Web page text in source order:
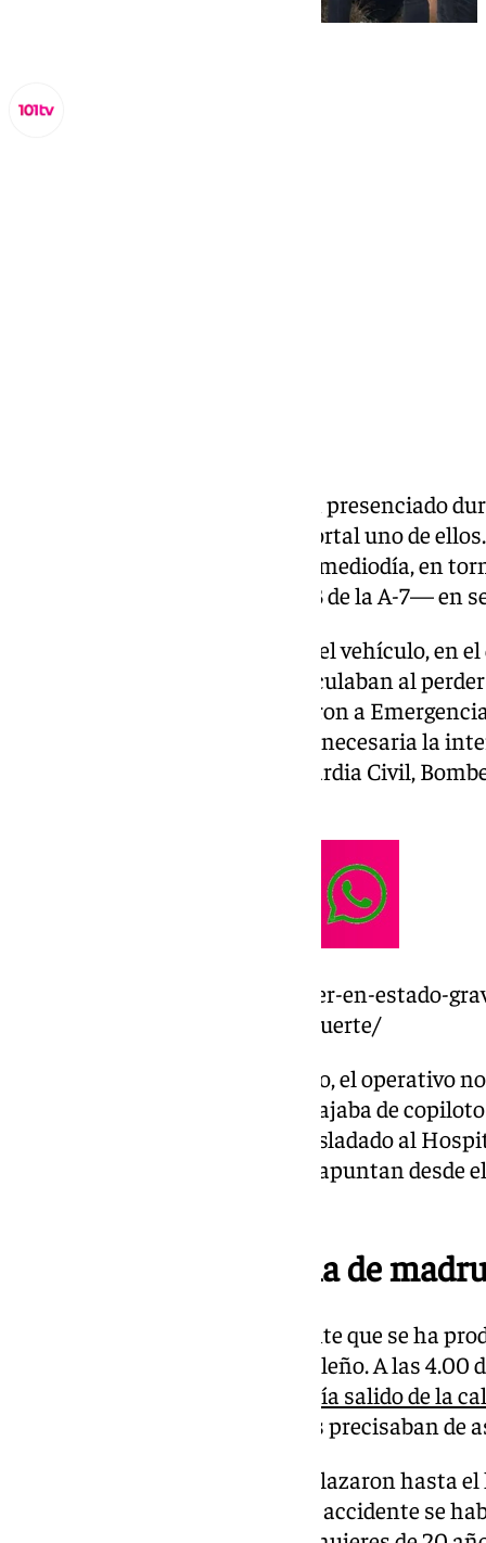
Las carreteras malagueñas han presenciado
accidentes de tráfico, siendo mortal uno de
tenido lugar a primera hora del mediodía, en
—a la altura del kilómetro 1.043 de la A-7— en
Según las fuentes consultadas, el vehículo, en
ha salido de la vía por la que circulaban al
mediana. Varios testigos alertaron a
“un fuerte impacto” y que hacía necesaria la
personándose en el lugar la Guardia Civil,
https://www.101tv.es/una-mujer-en-estado-
frontal-en-la-carretera-de-la-muerte/
A su llegada al lugar del siniestro, el operativo
salvar la vida de la mujer, que viajaba de
conductor ha tenido que ser trasladado al
con heridas de gravedad, según apuntan desde
Accidente en Marbella de
No ha sido este el único accidente que se ha
viernes en el municipio costasoleño. A las 4.00
un coche se había salido de la
Hohenloe y que varias personas precisaban
Los servicios sanitarios se desplazaron hasta
el siniestro, confirmando que el accidente se